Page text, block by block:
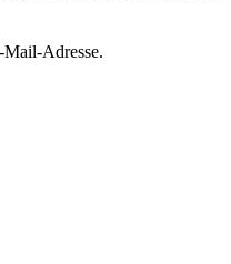
Adresse.